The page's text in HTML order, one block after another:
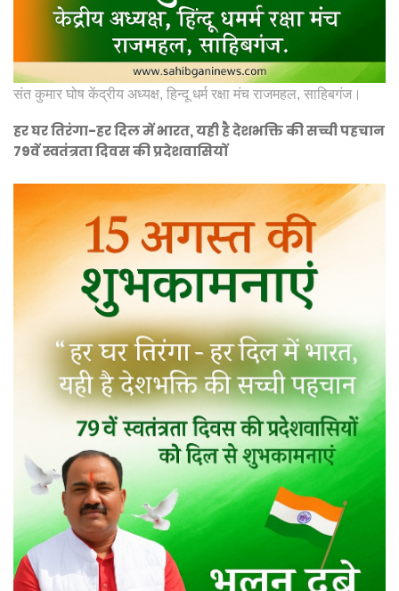
संत कुमार घोष केंद्रीय अध्यक्ष, हिन्दू धर्म रक्षा मंच राजमहल, साहिबगंज।
हर घर तिरंगा-हर दिल में भारत, यही है देशभक्ति की सच्ची पहचान
79वें स्वतंत्रता दिवस की प्रदेशवासियों